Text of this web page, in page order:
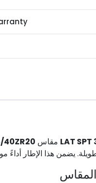
LAT SPT مقاس 40ZR20
يضمن هذا الإطار أداءً